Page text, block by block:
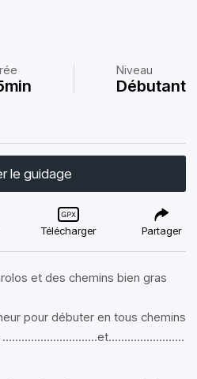
Niveau
Débutant
le guidage
Télécharger Partager
et des chemins bien gras
pour débuter en tous chemins